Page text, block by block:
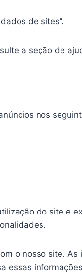
de sites”.
a seção de
nos
do site e
o nosso site.
essas